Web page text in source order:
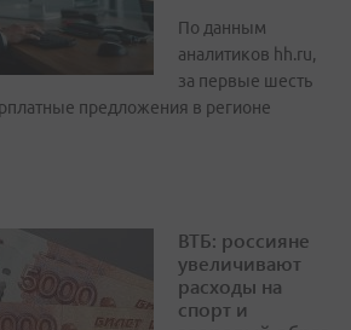
По данным
аналитиков hh.ru,
за первые шесть
предложения в регионе
ВТБ: россияне
увеличивают
расходы на
спорт и